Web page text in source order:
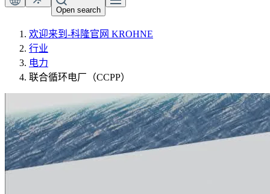
Open search
欢迎来到-科隆官网 KROHNE
行业
电力
联合循环电厂（CCPP）